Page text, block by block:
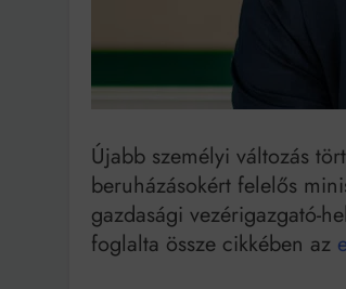
Újabb személyi változás
beruházásokért felelős
gazdasági vezérigazgató-
foglalta össze cikkében az